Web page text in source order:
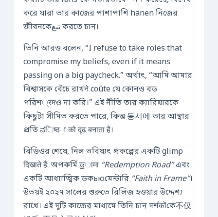
করে যারা তার কাজের পাশাপাশি hänen নিজের
জীবনকেتبع করতে চান।
তিনি আরও বলেন, “I refuse to take roles that
compromise my beliefs, even if it means
passing on a big paycheck.” অর্থাৎ, “আমি আমার
বিশ্বাসকে বেঁচে রাখने coûte যে কোনও বড়
পরিশ्रमও না করি।” এই নীতি তার ক্যারিয়ারকে
কিছুটা সীমিত করতে পারে, কিন্তু 동시에 তার আস্থার
প্রতি ನिष्ठা को दृढ़ बनाता है।
বিডিওর শেষে, নিল ভবিষ্যৎ প্রকল্পের একটি glimp
दिखाते हैं: অপকর্মি ড্রामा “Redemption Road”এবং
একটি আধ্যাত্মিক ডকьюমেন্টারি “Faith in Frame”।
উভয়ই ২০২৭ সালের শুরুতে রিলিজ হওয়ার উদ্দেশ্য
রাখে। এই দুটি কাজের মাধ্যমে তিনি চান দর্শकोंকে不仅